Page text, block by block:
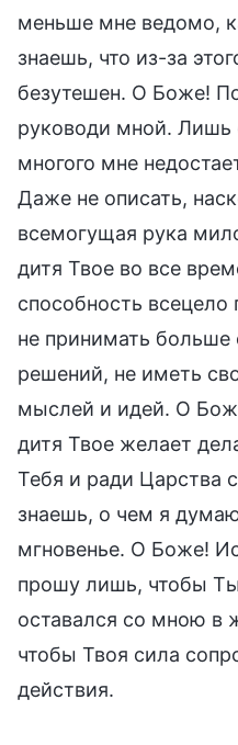
меньше мне ведомо,
знаешь, что из-за
безутешен. О Боже!
руководи мной.
многого мне
Даже не описать,
всемогущая рука
дитя Твое во все
способность
не принимать больше
решений, не иметь
мыслей и идей. О
дитя Твое желает
Тебя и ради Царства
знаешь, о чем я
мгновенье. О Боже!
прошу лишь, чтобы
оставался со мною в
чтобы Твоя сила
действия.